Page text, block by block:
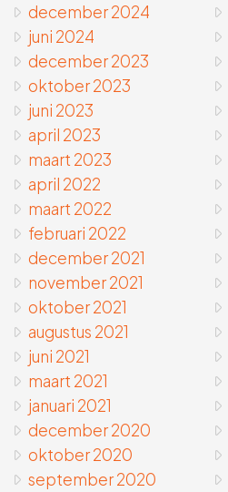
december 2024
juni 2024
december 2023
oktober 2023
juni 2023
april 2023
maart 2023
april 2022
maart 2022
februari 2022
december 2021
november 2021
oktober 2021
augustus 2021
juni 2021
maart 2021
januari 2021
december 2020
oktober 2020
september 2020